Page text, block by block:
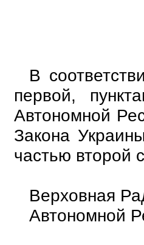
В
первой,
Автономной
Закона
частью второй
Верховная
Автономной